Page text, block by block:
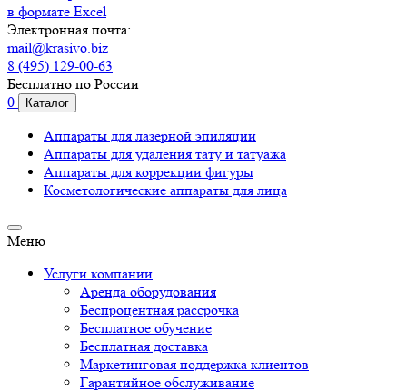
в формате Excel
Электронная почта:
mail@krasivo.biz
8 (495) 129-00-63
Бесплатно по России
0
Каталог
Аппараты для лазерной эпиляции
Аппараты для удаления тату и татуажа
Аппараты для коррекции фигуры
Косметологические аппараты для лица
Меню
Услуги компании
Аренда оборудования
Беспроцентная рассрочка
Бесплатное обучение
Бесплатная доставка
Маркетинговая поддержка клиентов
Гарантийное обслуживание